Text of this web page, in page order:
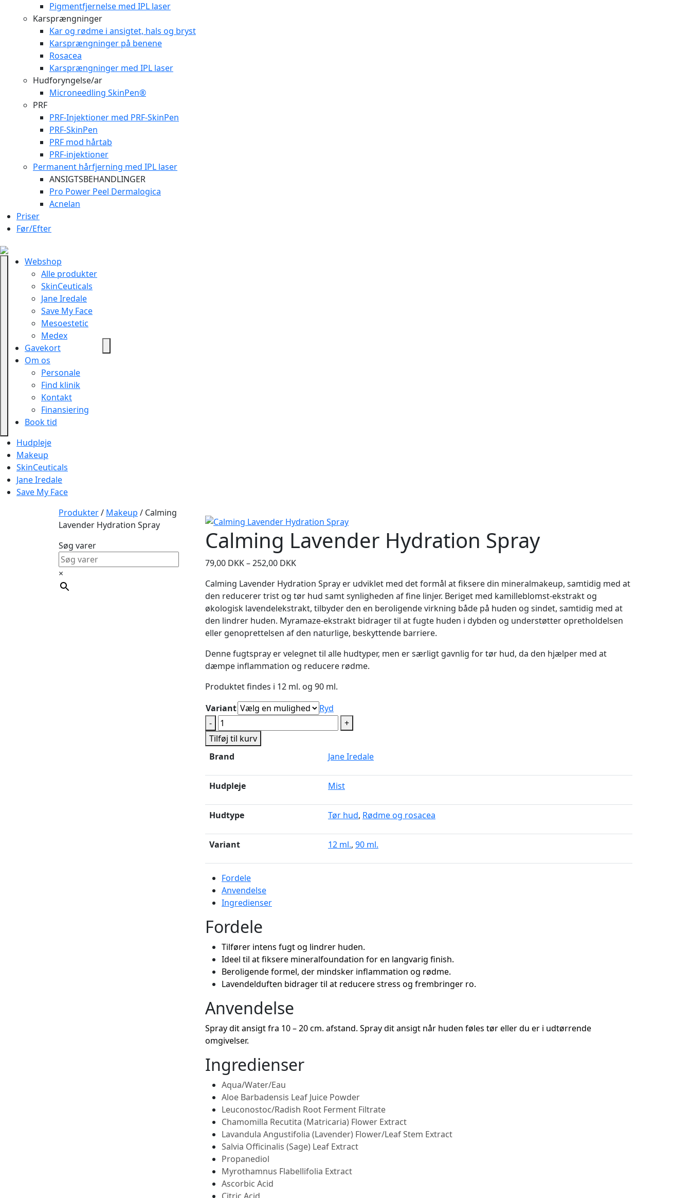
Pigmentfjernelse med IPL laser
Karsprængninger
Kar og rødme i ansigtet, hals og bryst
Karsprængninger på benene
Rosacea
Karsprængninger med IPL laser
Hudforyngelse/ar
Microneedling SkinPen®
PRF
PRF-Injektioner med PRF-SkinPen
PRF-SkinPen
PRF mod hårtab
PRF-injektioner
Permanent hårfjerning med IPL laser
ANSIGTSBEHANDLINGER
Pro Power Peel Dermalogica
Acnelan
Priser
Før/Efter
Webshop
Alle produkter
SkinCeuticals
Jane Iredale
Save My Face
Mesoestetic
Medex
Gavekort
Om os
Personale
Find klinik
Kontakt
Finansiering
Book tid
Hudpleje
Makeup
SkinCeuticals
Jane Iredale
Save My Face
Produkter/ Makeup / Calming
Lavender Hydration Spray
Søg varer
×
Calming Lavender Hydration Spray
79,00 DKK–252,00 DKKPrisinterval:
til
252,00 DKK
Calming Lavender Hydration Spray er udviklet med det formål at fiksere din mineralmakeup, samtidig med at
den reducerer trist og tør hud samt synligheden af fine linjer. Beriget med kamilleblomst-ekstrakt og
økologisk lavendelekstrakt, tilbyder den en beroligende virkning både på huden og sindet, samtidig med at
den lindrer huden. Myramaze-ekstrakt bidrager til at fugte huden i dybden og understøtter opretholdelsen
eller genoprettelsen af den naturlige, beskyttende barriere.
Denne fugtspray er velegnet til alle hudtyper, men er særligt gavnlig for tør hud, da den hjælper med at
dæmpe inflammation og reducere rødme.
Produktet findes i 12 ml. og 90 ml.
Variant
Ryd
-
Calming
Lavender
Hydration
Spray
+
Tilføj til kurv
Brand
Jane Iredale
Hudpleje Mist
Hudtype Tør hud, Rødme og rosacea
Variant 12 ml., 90 ml.
Fordele
Anvendelse
Ingredienser
Fordele
Tilfører intens fugt og lindrer huden.
Ideel til at fiksere mineralfoundation for en langvarig finish.
Beroligende formel, der mindsker inflammation og rødme.
Lavendelduften bidrager til at reducere stress og frembringer ro.
Anvendelse
Spray dit ansigt fra 10 – 20 cm. afstand. Spray dit ansigt når huden føles tør eller du er i udtørrende
omgivelser.
Ingredienser
Aqua/Water/Eau
Aloe Barbadensis Leaf Juice Powder
Leuconostoc/Radish Root Ferment Filtrate
Chamomilla Recutita (Matricaria) Flower Extract
Lavandula Angustifolia (Lavender) Flower/Leaf Stem Extract
Salvia Officinalis (Sage) Leaf Extract
Propanediol
Myrothamnus Flabellifolia Extract
Ascorbic Acid